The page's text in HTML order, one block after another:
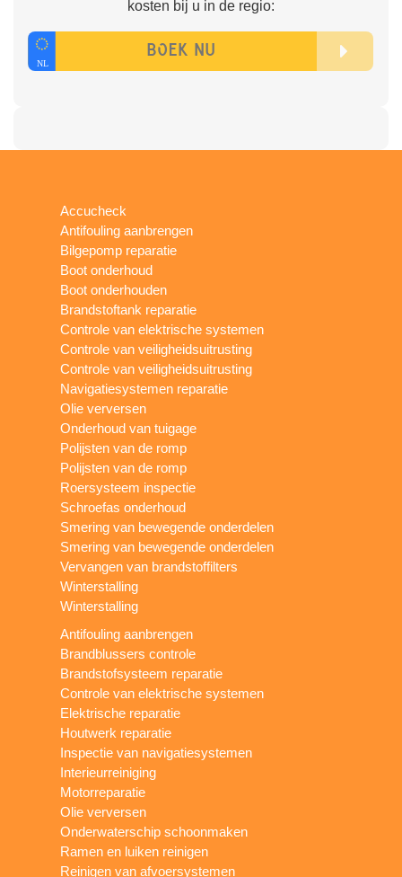
kosten bij u in de regio:
Accucheck
Antifouling aanbrengen
Bilgepomp reparatie
Boot onderhoud
Boot onderhouden
Brandstoftank reparatie
Controle van elektrische systemen
Controle van veiligheidsuitrusting
Controle van veiligheidsuitrusting
Navigatiesystemen reparatie
Olie verversen
Onderhoud van tuigage
Polijsten van de romp
Polijsten van de romp
Roersysteem inspectie
Schroefas onderhoud
Smering van bewegende onderdelen
Smering van bewegende onderdelen
Vervangen van brandstoffilters
Winterstalling
Winterstalling
Antifouling aanbrengen
Brandblussers controle
Brandstofsysteem reparatie
Controle van elektrische systemen
Elektrische reparatie
Houtwerk reparatie
Inspectie van navigatiesystemen
Interieurreiniging
Motorreparatie
Olie verversen
Onderwaterschip schoonmaken
Ramen en luiken reinigen
Reinigen van afvoersystemen